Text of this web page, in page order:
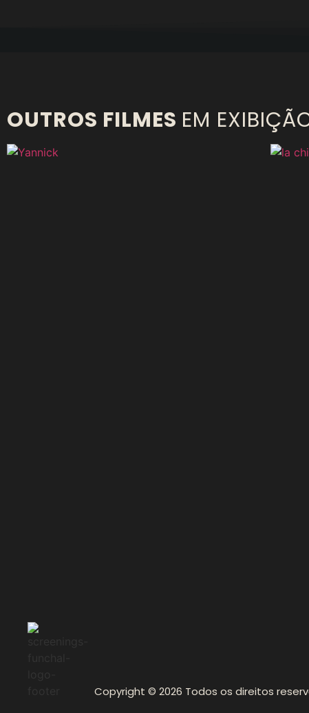
OUTROS FILMES EM
Copyright © 2026 Todos os direitos